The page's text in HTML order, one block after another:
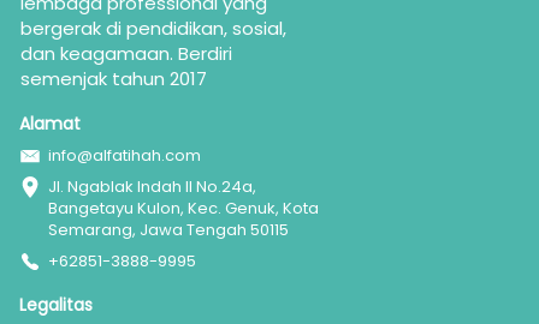
bergerak di pendidikan, sosial,
dan keagamaan. Berdiri
semenjak tahun 2017
Alamat
info@alfatihah.com
Jl. Ngablak Indah II No.24a,
Bangetayu Kulon, Kec. Genuk, Kota
Semarang, Jawa Tengah 50115
+62851-3888-9995
Legalitas